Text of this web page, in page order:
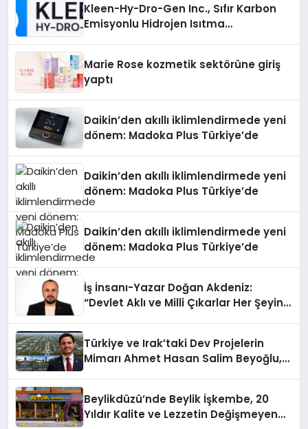
Kleen-Hy-Dro-Gen Inc., Sıfır Karbon
Emisyonlu Hidrojen Isıtma
Marie Rose kozmetik sektörüne giriş
yaptı
Daikin’den akıllı iklimlendirmede yeni
dönem: Madoka Plus Türkiye’de
Daikin’den akıllı iklimlendirmede yeni
dönem: Madoka Plus Türkiye’de
Daikin’den akıllı iklimlendirmede yeni
dönem: Madoka Plus Türkiye’de
İş İnsanı-Yazar Doğan Akdeniz:
“Devlet Aklı ve Milli Çıkarlar Her Şeyin
Türkiye ve Irak’taki Dev Projelerin
Mimarı Ahmet Hasan Salim Beyoğlu,
Hayata Geçirecek
Beylikdüzü’nde Beylik İşkembe, 20
Yıldır Kalite ve Lezzetin Değişmeyen